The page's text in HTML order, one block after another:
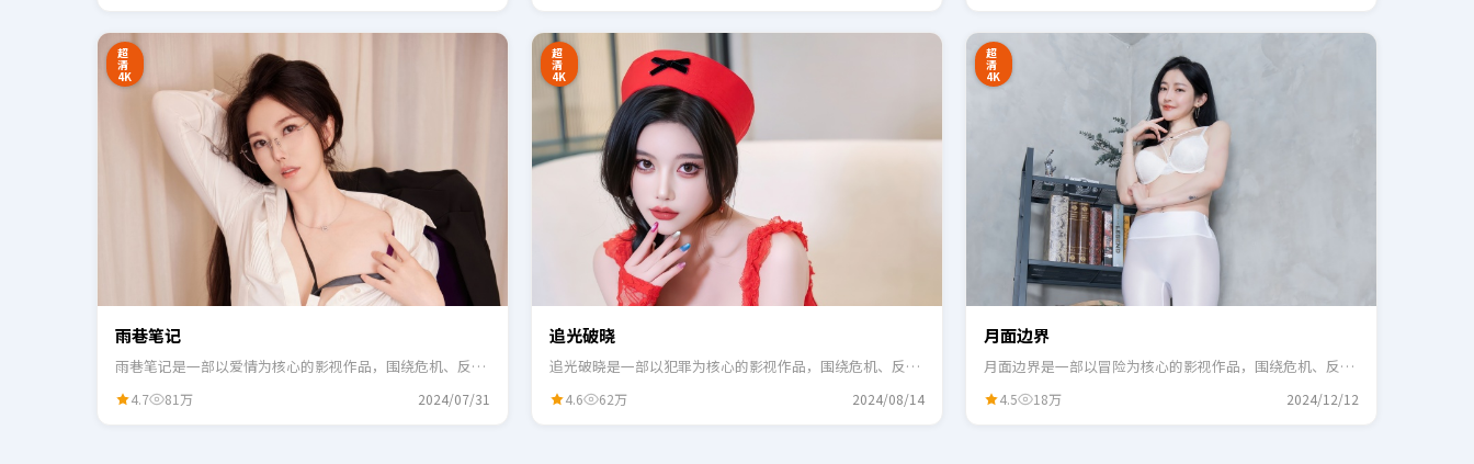
超
清
4K
雨巷笔记
雨巷笔记是一部以爱情为核心的影视作品，围绕危机、反转
4.7 81万 2024/07/31
超
清
4K
追光破晓
追光破晓是一部以犯罪为核心的影视作品，围绕危机、反转
4.6 62万 2024/08/14
超
清
4K
月面边界
月面边界是一部以冒险为核心的影视作品，围绕危机、反转
4.5 18万 2024/12/12